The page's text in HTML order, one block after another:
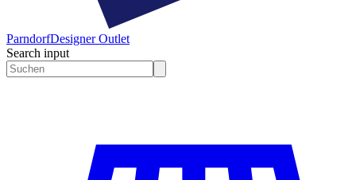
ParndorfDesigner Outlet
Search input